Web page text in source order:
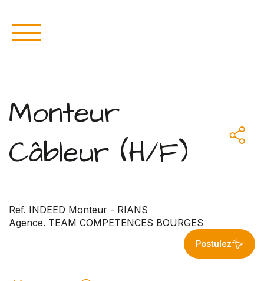
Monteur
Câbleur (H/F)
Ref. INDEED Monteur - RIANS
Agence. TEAM COMPETENCES BOURGES
Postulez